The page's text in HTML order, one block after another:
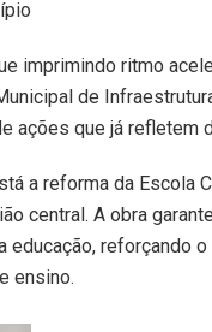
imprimindo ritmo
de
ações que já
a reforma da Escola
central. A obra
reforçando
ensino.